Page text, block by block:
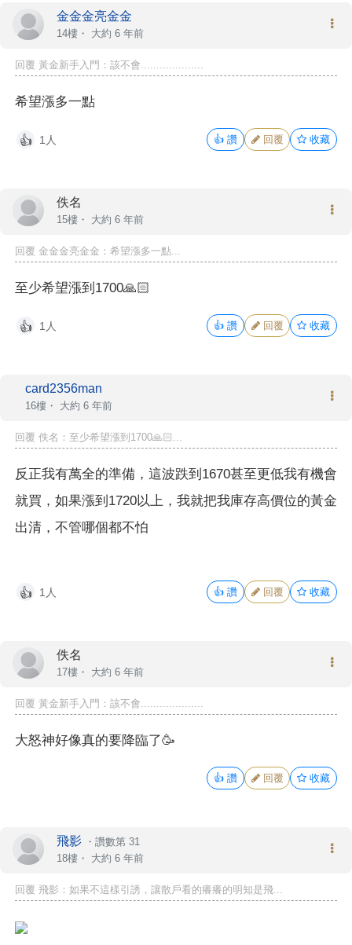
金金金亮金金
14樓・ 大約 6 年前
回覆 黃金新手入門：該不會....................
希望漲多一點
👍 1人 👍 讚 回覆 收藏
佚名
15樓・ 大約 6 年前
回覆 金金金亮金金：希望漲多一點...
至少希望漲到1700🙏🏻
👍 1人 👍 讚 回覆 收藏
card2356man
16樓・ 大約 6 年前
回覆 佚名 ：至少希望漲到1700🙏🏻...
反正我有萬全的準備，這波跌到1670甚至更低我有機會
就買，如果漲到1720以上，我就把我庫存高價位的黃金
出清，不管哪個都不怕
👍 1人 👍 讚 回覆 收藏
佚名
17樓・ 大約 6 年前
回覆 黃金新手入門：該不會....................
大怒神好像真的要降臨了🥳
👍 讚 回覆 收藏
飛影 ・ 讚數第 31
18樓・ 大約 6 年前
回覆 飛影：如果不這樣引誘，讓散戶看的癢癢的明知是飛...